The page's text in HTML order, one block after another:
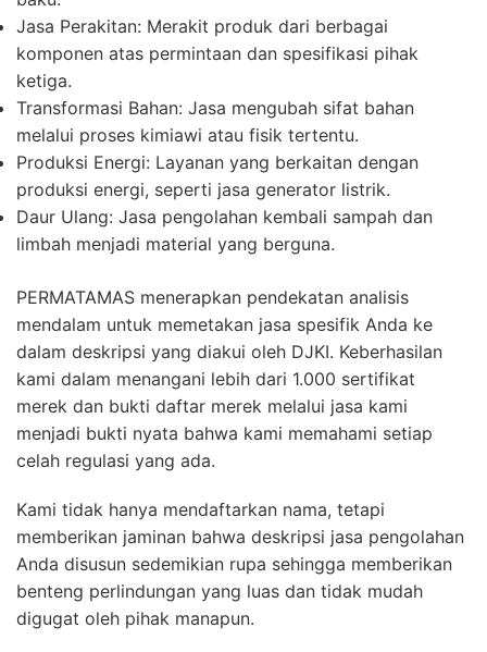
Jasa Perakitan: Merakit produk dari berbagai
komponen atas permintaan dan spesifikasi pihak
ketiga.
Transformasi Bahan: Jasa mengubah sifat bahan
melalui proses kimiawi atau fisik tertentu.
Produksi Energi: Layanan yang berkaitan dengan
produksi energi, seperti jasa generator listrik.
Daur Ulang: Jasa pengolahan kembali sampah dan
limbah menjadi material yang berguna.
PERMATAMAS menerapkan pendekatan analisis
mendalam untuk memetakan jasa spesifik Anda ke
dalam deskripsi yang diakui oleh DJKI. Keberhasilan
kami dalam menangani lebih dari 1.000 sertifikat
merek dan bukti daftar merek melalui jasa kami
menjadi bukti nyata bahwa kami memahami setiap
celah regulasi yang ada.
Kami tidak hanya mendaftarkan nama, tetapi
memberikan jaminan bahwa deskripsi jasa pengolahan
Anda disusun sedemikian rupa sehingga memberikan
benteng perlindungan yang luas dan tidak mudah
digugat oleh pihak manapun.